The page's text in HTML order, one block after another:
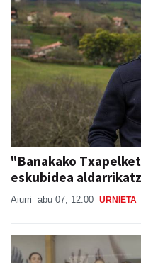
"Banakako
eskubidea
Aiurri abu 07, 12:00 URNIETA